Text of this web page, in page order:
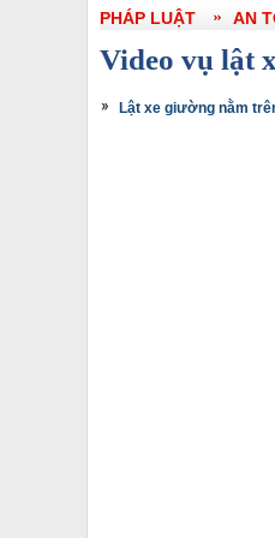
PHÁP LUẬT AN
Video vụ lật
Lật xe giường nằm